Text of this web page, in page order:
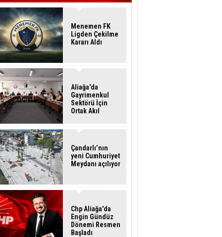
Menemen FK
Ligden Çekilme
Kararı Aldı
Aliağa'da
Gayrimenkul
Sektörü İçin
Ortak Akıl
Çandarlı’nın
yeni Cumhuriyet
Meydanı açılıyor
Chp Aliağa'da
Engin Gündüz
Dönemi Resmen
Başladı